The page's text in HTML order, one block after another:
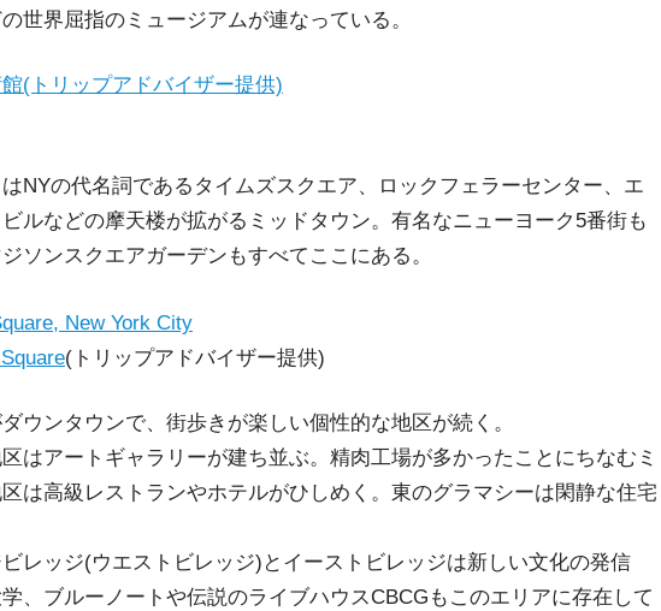
世界屈指のミュージアムが連なっている。
(トリップアドバイザー提供)
NYの代名詞であるタイムズスクエア、ロックフェラーセンター、エ
ルなどの摩天楼が拡がるミッドタウン。有名なニューヨーク5番街も
ソンスクエアガーデンもすべてここにある。
(トリップアドバイザー提供)
ウンタウンで、街歩きが楽しい個性的な地区が続く。
はアートギャラリーが建ち並ぶ。精肉工場が多かったことにちなむミ
は高級レストランやホテルがひしめく。東のグラマシーは閑静な住宅
レッジ(ウエストビレッジ)とイーストビレッジは新しい文化の発信
、ブルーノートや伝説のライブハウスCBCGもこのエリアに存在して